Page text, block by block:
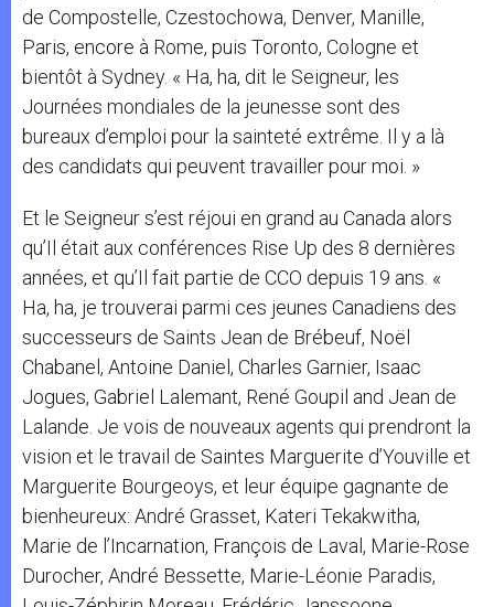
de Compostelle, Czestochowa, Denver, Manille,
Paris, encore à Rome, puis Toronto, Cologne et
bientôt à Sydney. « Ha, ha, dit le Seigneur, les
Journées mondiales de la jeunesse sont des
bureaux d’emploi pour la sainteté extrême. Il y a là
des candidats qui peuvent travailler pour moi. »
Et le Seigneur s’est réjoui en grand au Canada alors
qu’Il était aux conférences Rise Up des 8 dernières
années, et qu’Il fait partie de CCO depuis 19 ans. «
Ha, ha, je trouverai parmi ces jeunes Canadiens des
successeurs de Saints Jean de Brébeuf, Noël
Chabanel, Antoine Daniel, Charles Garnier, Isaac
Jogues, Gabriel Lalemant, René Goupil and Jean de
Lalande. Je vois de nouveaux agents qui prendront la
vision et le travail de Saintes Marguerite d’Youville et
Marguerite Bourgeoys, et leur équipe gagnante de
bienheureux: André Grasset, Kateri Tekakwitha,
Marie de l’Incarnation, François de Laval, Marie-Rose
Durocher, André Bessette, Marie-Léonie Paradis,